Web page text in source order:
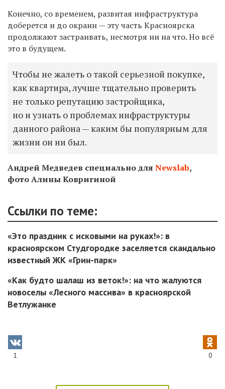
Конечно, со временем, развитая инфраструктура
доберется и до окраин — эту часть Красноярска
продолжают застраивать, несмотря ни на что. Но всё
это в будущем.
Чтобы не жалеть о такой серьезной покупке,
как квартира, лучше тщательно проверить
не только репутацию застройщика,
но и узнать о проблемах инфраструктуры
данного района — каким бы популярным для
жизни он ни был.
Андрей Медведев специально для Newslab,
фото Алины Ковригиной
Ссылки по теме:
«Это праздник с исковыми на руках!»: в
красноярском Студгородке заселяется скандально
известный ЖК «Грин-парк»
«Как будто шалаш из веток!»: на что жалуются
новоселы «Лесного массива» в красноярской
Ветлужанке
1 0